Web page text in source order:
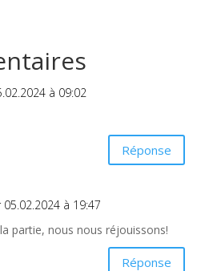
à 09:02
Réponse
05.02.2024 à 19:47
partie, nous nous réjouissons!
Réponse